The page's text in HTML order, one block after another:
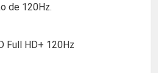
de 120Hz.
Full HD+ 120Hz